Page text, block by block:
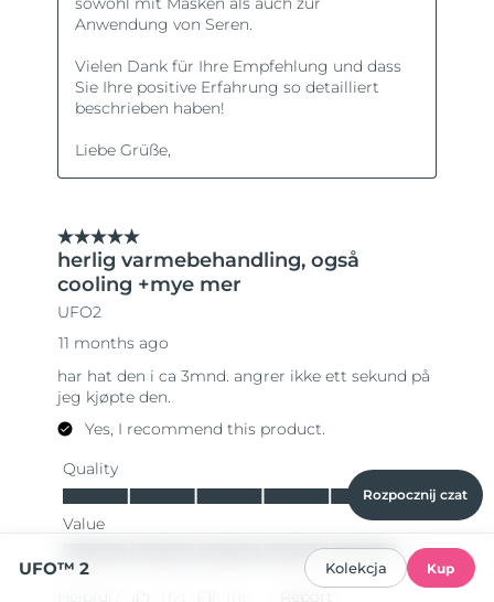
Rozpocznij czat
UFO™ 2 Kolekcja Kup